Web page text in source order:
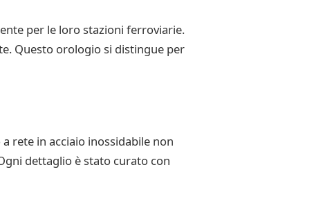
per le loro stazioni ferroviarie.
Questo orologio si distingue per
rete in acciaio inossidabile non
dettaglio è stato curato con